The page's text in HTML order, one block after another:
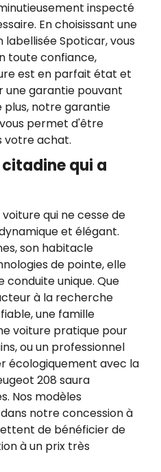
inspecté
En choisissant une
labellisée Spoticar, vous
toute confiance,
est en parfait état et
une garantie pouvant
plus, notre garantie
permet d'être
votre achat.
citadine qui a
qui ne cesse de
et élégant.
son habitacle
de pointe, elle
unique. Que
à la recherche
une famille
voiture pratique pour
ou un professionnel
écologiquement avec la
208 saura
Nos modèles
notre concession à
de bénéficier de
à un prix très